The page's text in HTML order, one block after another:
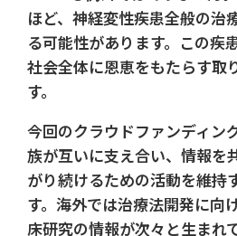
ほど、神経変性疾患全般の治
る可能性があります。この疾
社会全体に恩恵をもたらす取
す。
今回のクラウドファンディン
族が互いに支え合い、情報を
がり続けるための活動を維持
す。海外では治療法開発に向
床研究の情報が次々と生まれ